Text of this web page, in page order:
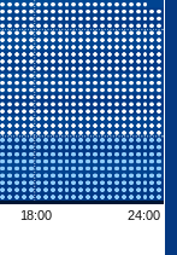
18:00 24:00